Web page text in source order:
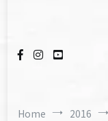
Home 2016